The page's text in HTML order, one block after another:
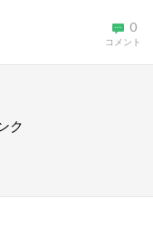
0
コメント
ク